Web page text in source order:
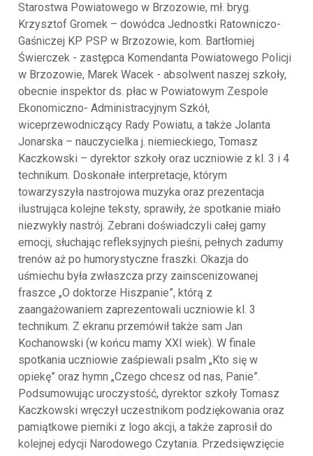
Starostwa Powiatowego w Brzozowie, mł. bryg.
Krzysztof Gromek – dowódca Jednostki Ratowniczo-
Gaśniczej KP PSP w Brzozowie, kom. Bartłomiej
Świerczek - zastępca Komendanta Powiatowego Policji
w Brzozowie, Marek Wacek - absolwent naszej szkoły,
obecnie inspektor ds. płac w Powiatowym Zespole
Ekonomiczno- Administracyjnym Szkół,
wiceprzewodniczący Rady Powiatu, a także Jolanta
Jonarska – nauczycielka j. niemieckiego, Tomasz
Kaczkowski – dyrektor szkoły oraz uczniowie z kl. 3 i 4
technikum. Doskonałe interpretacje, którym
towarzyszyła nastrojowa muzyka oraz prezentacja
ilustrująca kolejne teksty, sprawiły, że spotkanie miało
niezwykły nastrój. Zebrani doświadczyli całej gamy
emocji, słuchając refleksyjnych pieśni, pełnych zadumy
trenów aż po humorystyczne fraszki. Okazja do
uśmiechu była zwłaszcza przy zainscenizowanej
fraszce „O doktorze Hiszpanie”, którą z
zaangażowaniem zaprezentowali uczniowie kl. 3
technikum. Z ekranu przemówił także sam Jan
Kochanowski (w końcu mamy XXI wiek). W finale
spotkania uczniowie zaśpiewali psalm „Kto się w
opiekę” oraz hymn „Czego chcesz od nas, Panie”.
Podsumowując uroczystość, dyrektor szkoły Tomasz
Kaczkowski wręczył uczestnikom podziękowania oraz
pamiątkowe pierniki z logo akcji, a także zaprosił do
kolejnej edycji Narodowego Czytania. Przedsięwzięcie